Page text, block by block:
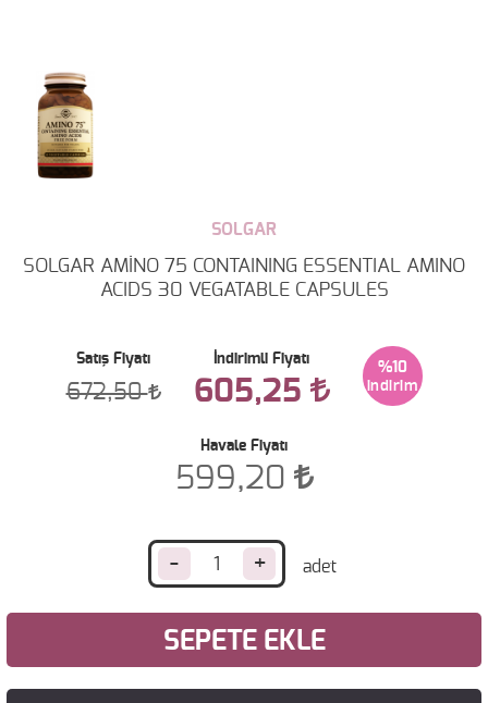
SOLGAR
SOLGAR AMİNO 75 CONTAINING ESSENTIAL AMINO
ACIDS 30 VEGATABLE CAPSULES
Satış Fiyatı
672,50
İndirimli Fiyatı
605,25
%10
Havale Fiyatı
599,20
- +
SEPETE EKLE